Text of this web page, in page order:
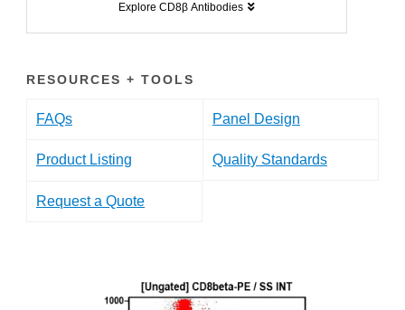
Explore CD8β Antibodies
RESOURCES + TOOLS
FAQs Panel Design
Product Listing Quality Standards
Request a Quote